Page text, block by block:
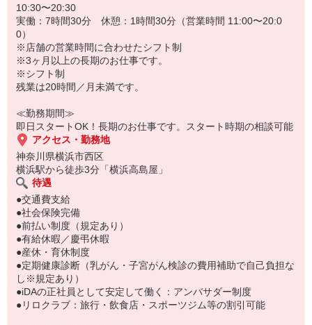
・何かしらの販売経験あれば応募可能
・百貨店勤務経験者は日数や時間など相談可能
・制服支給で出費ナシ◎
・髪型、ネイル、ピアスなど身だしなみ自由！※髪色・ネイルは百
貨店規定あり
期間：長期 スタート時期の相談可能
服装：制服支給
10:30〜20:30
実働：7時間30分 休憩：1時間30分（営業時間 11:00〜20:0
0）
※店舗の営業時間に合わせたシフト制
※3ヶ月以上の長期のお仕事です。
※シフト制
残業は20時間／月未満です。
≪勤務期間≫
即日スタートOK！長期のお仕事です。スタート時期の相談可能
アクセス・勤務地
神奈川県横浜市西区
横浜駅から徒歩3分「横浜高島屋」
待遇
●交通費支給
●社会保険完備
●前払い制度（規定あり）
●有給休暇／慶弔休暇
●産休・育休制度
●定期健康診断（乳がん・子宮がん検診の費用補助で自己負担な
し※規定あり）
●iDAの正社員として安定して働く：アンバサダー制度
●リロクラブ：旅行・飲食店・スポーツジム等の割引可能